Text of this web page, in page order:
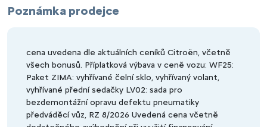
Poznámka prodejce
cena uvedena dle aktuálních ceníků Citroën, včetně
všech bonusů. Příplatková výbava v ceně vozu: WF25:
Paket ZIMA: vyhřívané čelní sklo, vyhřívaný volant,
vyhřívané přední sedačky LV02: sada pro
bezdemontážní opravu defektu pneumatiky
předváděcí vůz, RZ 8/2026 Uvedená cena včetně